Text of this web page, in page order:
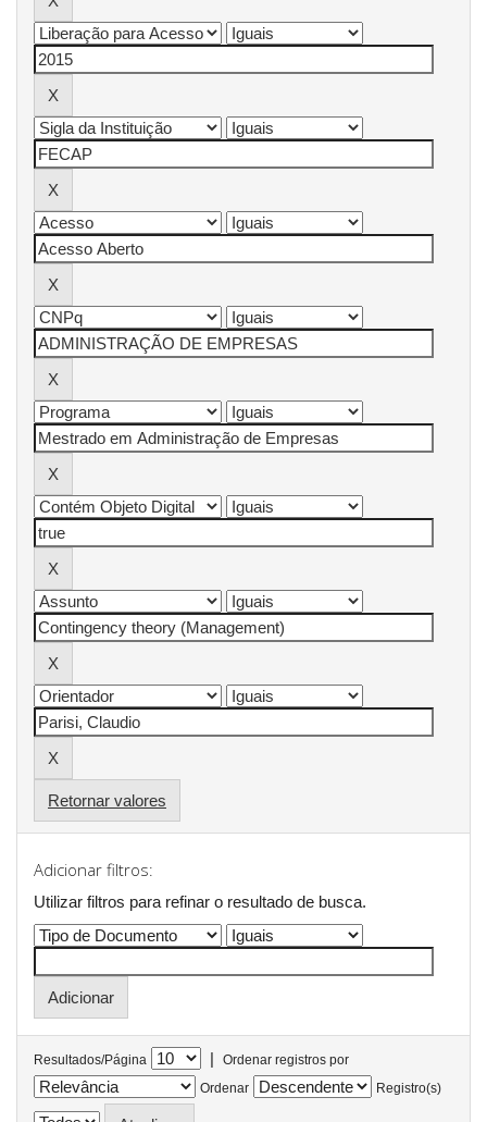
Retornar valores
Adicionar filtros:
Utilizar filtros para refinar o resultado de busca.
Resultados/Página |
Ordenar registros por
Ordenar
Registro(s)